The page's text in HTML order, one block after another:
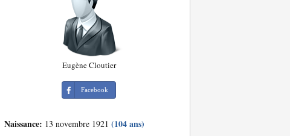
Eugène Cloutier
Facebook
Naissance: 13 novembre 1921 (104 ans)